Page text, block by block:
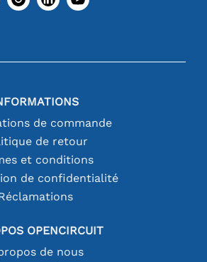
de commande
de retour
et conditions
de confidentialité
OPENCIRCUIT
de nous